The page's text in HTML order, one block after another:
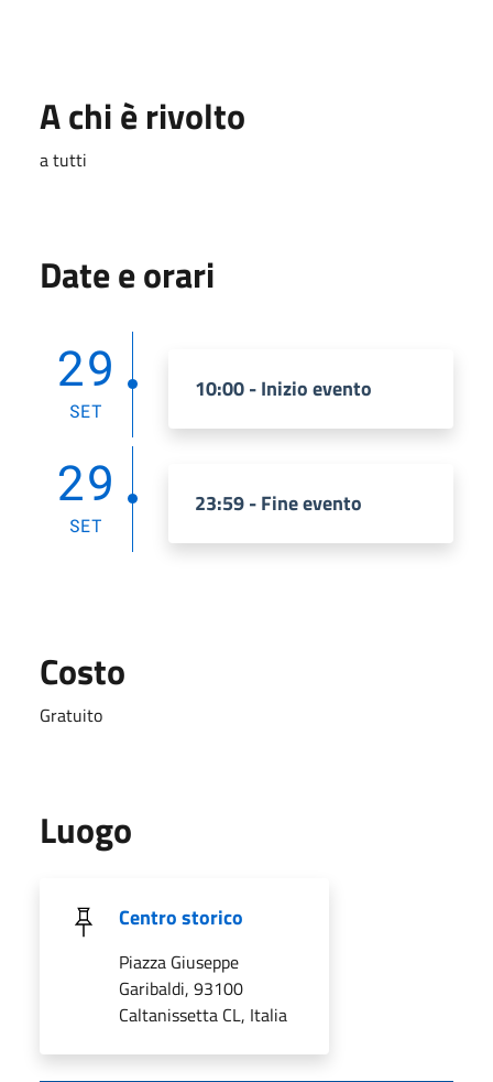
A chi è rivolto
a tutti
Date e orari
29
SET
10:00 - Inizio evento
29
SET
23:59 - Fine evento
Costo
Gratuito
Luogo
Centro storico
Piazza Giuseppe
Garibaldi, 93100
Caltanissetta CL, Italia